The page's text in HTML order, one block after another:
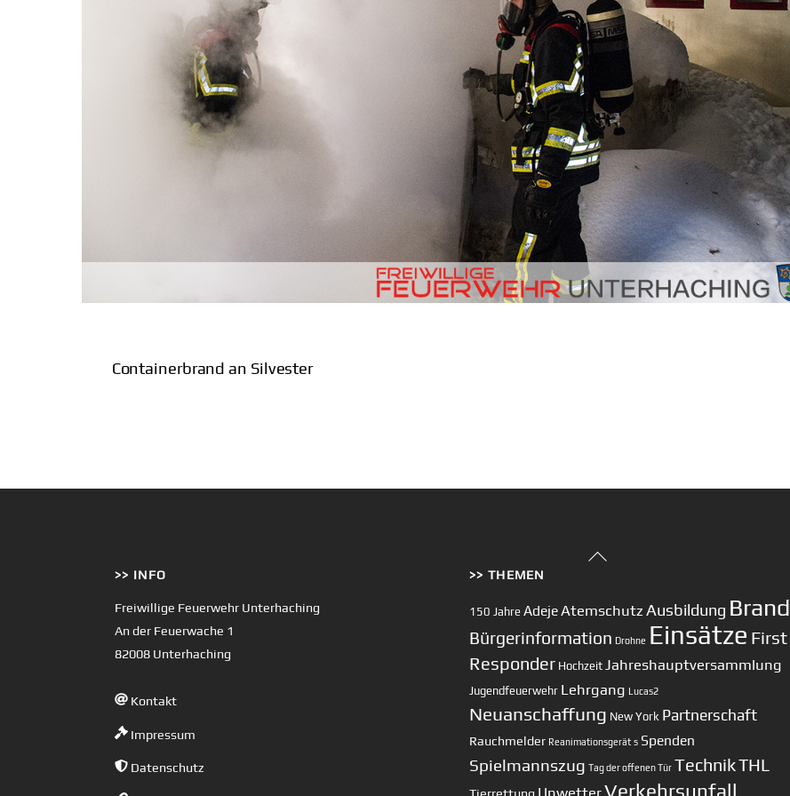
Containerbrand an Silvester
Back
>> INFO
Freiwillige Feuerwehr Unterhaching
An der Feuerwache 1
82008 Unterhaching
Kontakt
Impressum
Datenschutz
>> THEMEN
150 Jahre AdejeAtemschutz Ausbildung Brand
Bürgerinformation Drohne Einsätze First
Responder Hochzeit Jahreshauptversammlung
Jugendfeuerwehr Lehrgang Lucas2
Neuanschaffung New York Partnerschaft
Rauchmelder Reanimationsgerät s Spenden
Spielmannszug Tag der offenen Tür TechnikTHL
Tierrettung UnwetterVerkehrsunfall